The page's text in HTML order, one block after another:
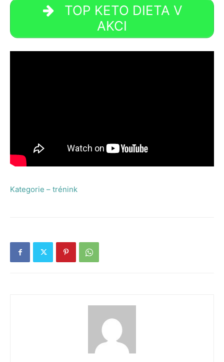
TOP KETO DIETA V
AKCI
Kategorie – trénink